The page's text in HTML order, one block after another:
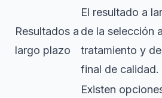
Resultados a
largo plazo
El resultado a
de la selección
tratamiento y
final de calidad.
Existen